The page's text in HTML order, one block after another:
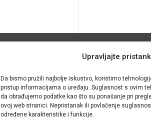
Upravljajte
Da bismo pružili najbolje iskustvo, koristimo
pristup informacijama o uređaju. Suglasnost s ovim
da obrađujemo podatke kao što su ponašanje pri
ovoj web stranici. Nepristanak ili povlačenje
određene karakteristike i funkcije.
© IRMO – Impresum
OIB: 31120185175